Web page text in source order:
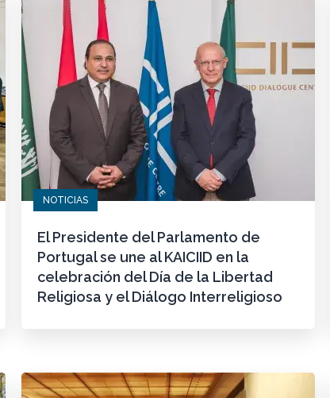
NOTICIAS
El Presidente del Parlamento de
Portugal se une al KAICIID en la
celebración del Día de la Libertad
Religiosa y el Diálogo Interreligioso